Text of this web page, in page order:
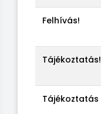
Felhívás!
Tájékoztatás!
Tájékoztatás